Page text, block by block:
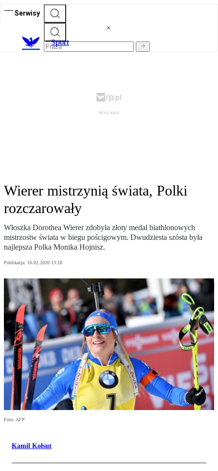
Serwisy
Sport
Wierer mistrzynią świata, Polki
rozczarowały
Włoszka Dorothea Wierer zdobyła złoty medal biathlonowych
mistrzostw świata w biegu pościgowym. Dwudziesta szósta była
najlepsza Polka Monika Hojnisz.
Publikacja: 16.02.2020 13:18
Foto: AFP
Kamil Kołsut